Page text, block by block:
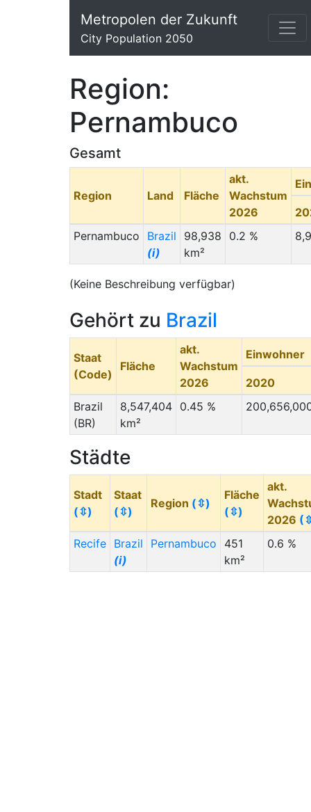
Metropolen der Zukunft
City Population 2050
Region:
Pernambuco
Gesamt
Region Land Fläche
akt.
Wachstum
2026
Pernambuco
Brazil
(i)
98,938
km²
0.2 %
(Keine Beschreibung verfügbar)
Gehört zu Brazil
Staat
(Code)
Fläche
akt.
Wachstum
2026
Einwohner
2020
Brazil
(BR)
8,547,404
km²
0.45 %
Städte
Stadt
(⇳)
Staat
(⇳)
Region (⇳)
Fläche
(⇳)
akt.
2026
Recife
Brazil
(i)
Pernambuco
451
km²
0.6 %